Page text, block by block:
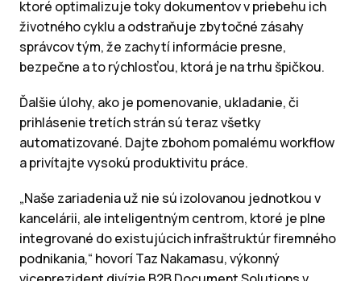
ktoré optimalizuje toky dokumentov v priebehu ich
životného cyklu a odstraňuje zbytočné zásahy
správcov tým, že zachytí informácie presne,
bezpečne a to rýchlosťou, ktorá je na trhu špičkou.
Ďalšie úlohy, ako je pomenovanie, ukladanie, či
prihlásenie tretích strán sú teraz všetky
automatizované. Dajte zbohom pomalému workflow
a privítajte vysokú produktivitu práce.
„Naše zariadenia už nie sú izolovanou jednotkou v
kancelárii, ale inteligentným centrom, ktoré je plne
integrované do existujúcich infraštruktúr firemného
podnikania,“ hovorí Taz Nakamasu, výkonný